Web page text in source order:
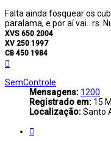
Falta ainda fosquear os
paralama, e por aí vai.. rs.
XVS 650 2004
XV 250 1997
CB 450 1984
topo
SemControle
Mensagens: 1200
Registrado em: 15
Localização:Santo